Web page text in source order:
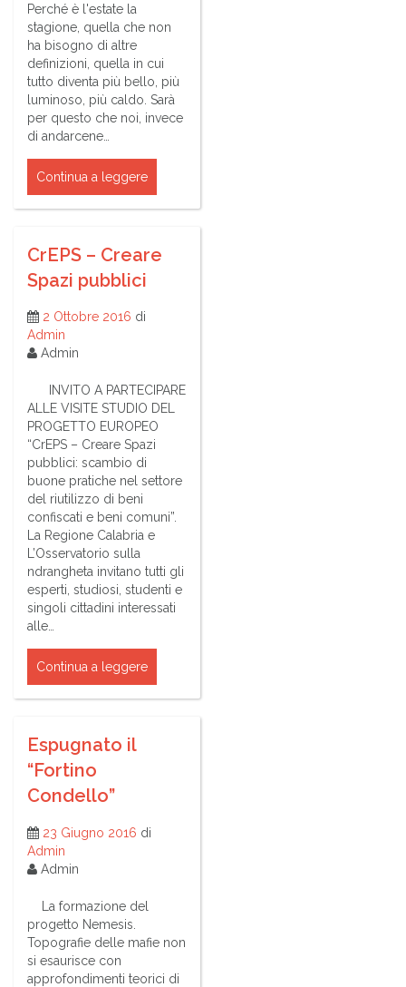
Perché è l'estate la
stagione, quella che non
ha bisogno di altre
definizioni, quella in cui
tutto diventa più bello, più
luminoso, più caldo. Sarà
per questo che noi, invece
di andarcene…
Continua a leggere
CrEPS – Creare
Spazi pubblici
2 Ottobre 2016 di
Admin
Admin
INVITO A PARTECIPARE
ALLE VISITE STUDIO DEL
PROGETTO EUROPEO
“CrEPS – Creare Spazi
pubblici: scambio di
buone pratiche nel settore
del riutilizzo di beni
confiscati e beni comuni”.
La Regione Calabria e
L’Osservatorio sulla
ndrangheta invitano tutti gli
esperti, studiosi, studenti e
singoli cittadini interessati
alle…
Continua a leggere
Espugnato il
“Fortino
Condello”
23 Giugno 2016 di
Admin
Admin
La formazione del
progetto Nemesis.
Topografie delle mafie non
si esaurisce con
approfondimenti teorici di